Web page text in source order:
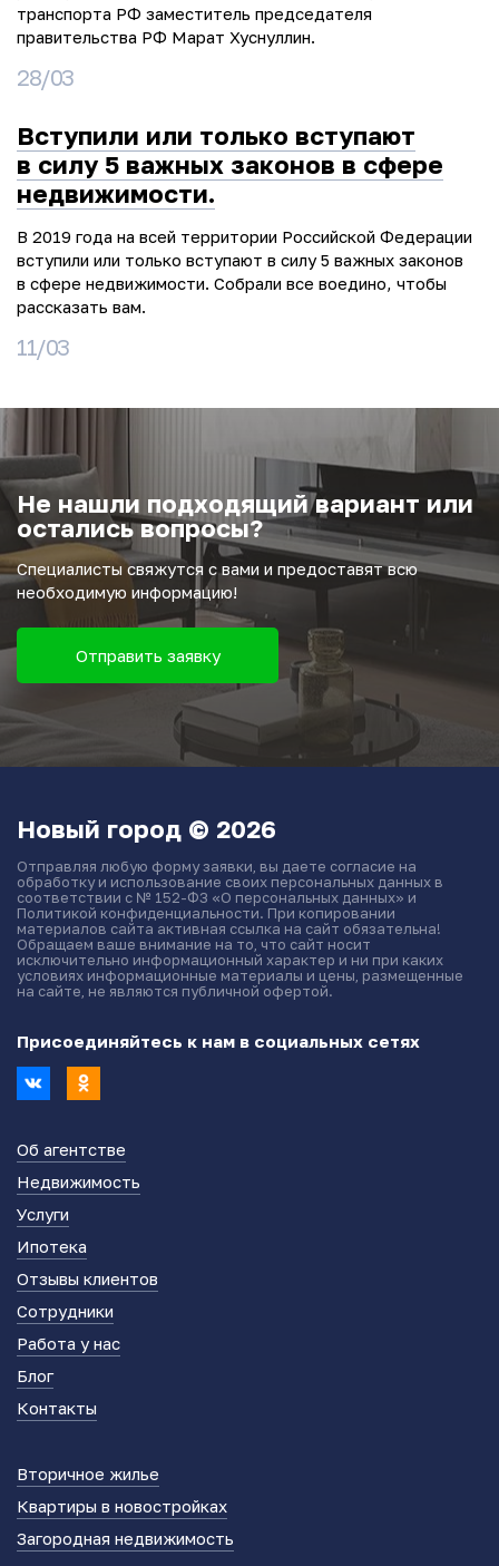
транспорта РФ заместитель председателя
правительства РФ Марат Хуснуллин.
28/03
Вступили или только вступают
в силу 5 важных законов в сфере
недвижимости.
В 2019 года на всей территории Российской Федерации
вступили или только вступают в силу 5 важных законов
в сфере недвижимости. Собрали все воедино, чтобы
рассказать вам.
11/03
Не нашли подходящий вариант или
остались вопросы?
Специалисты свяжутся с вами и предоставят всю
необходимую информацию!
Отправить заявку
Новый город © 2026
Отправляя любую форму заявки, вы даете согласие на
обработку и использование своих персональных данных в
соответствии с № 152-ФЗ «О персональных данных» и
Политикой конфиденциальности. При копировании
материалов сайта активная ссылка на сайт обязательна!
Обращаем ваше внимание на то, что сайт носит
исключительно информационный характер и ни при каких
условиях информационные материалы и цены, размещенные
на сайте, не являются публичной офертой.
Присоединяйтесь к нам в социальных сетях
Об агентстве
Недвижимость
Услуги
Ипотека
Отзывы клиентов
Сотрудники
Работа у нас
Блог
Контакты
Вторичное жилье
Квартиры в новостройках
Загородная недвижимость